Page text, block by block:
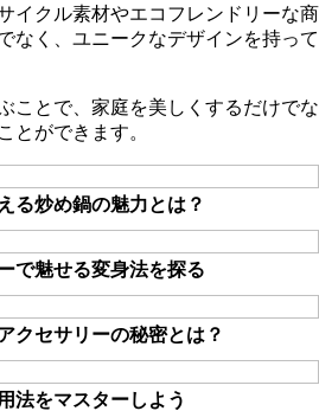
イクル素材やエコフレンドリーな商
なく、ユニークなデザインを持って
ことで、家庭を美しくするだけでな
とができます。
る炒め鍋の魅力とは？
で魅せる変身法を探る
クセサリーの秘密とは？
法をマスターしよう